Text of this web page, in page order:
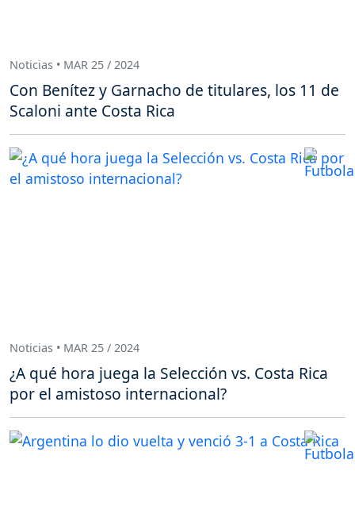
Noticias • MAR 25 / 2024
Con Benítez y Garnacho de titulares, los 11 de
Scaloni ante Costa Rica
Noticias • MAR 25 / 2024
¿A qué hora juega la Selección vs. Costa Rica
por el amistoso internacional?